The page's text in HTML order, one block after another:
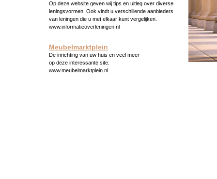
Op deze website geven wij tips en uitleg over diverse
leningsvormen. Ook vindt u verschillende aanbieders
van leningen die u met elkaar kunt vergelijken.
www.informatieoverleningen.nl
Meubelmarktplein
De inrichting van uw huis en veel meer
op deze interessante site.
www.meubelmarktplein.nl